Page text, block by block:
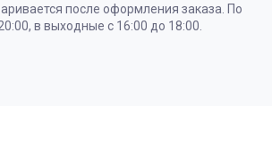
после оформления заказа. По
в выходные с 16:00 до 18:00.